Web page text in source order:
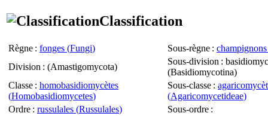
Classification
Règne : fonges (Fungi) Sous-règne :
Division : (Amastigomycota)
Sous-division :
(Basidiomycotina)
Classe : homobasidiomycètes
(Homobasidiomycetes)
Sous-classe :
(Agaricomycetideae)
Ordre : russulales (Russulales) Sous-ordre :